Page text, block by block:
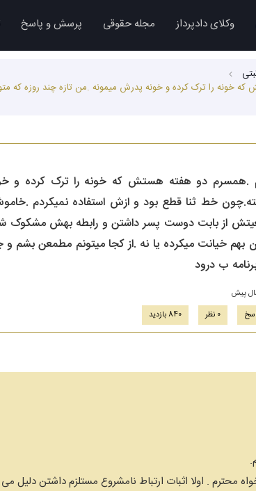
وکلای دادپرداز مجله حقوقی پرسش و پاسخ
خط ثنا قطع بود و ازش استفاده نمیکردم
از بابت دوست پسر داشتن و رابطه بهش مشکوک
بهم خیانت میکرده یا نه .از کجا میتونم مطمعن
ب درود
0 نظر 840 بازدید
محترم . اولا اثبات ارتباط نامشروع مستلزم داشتن